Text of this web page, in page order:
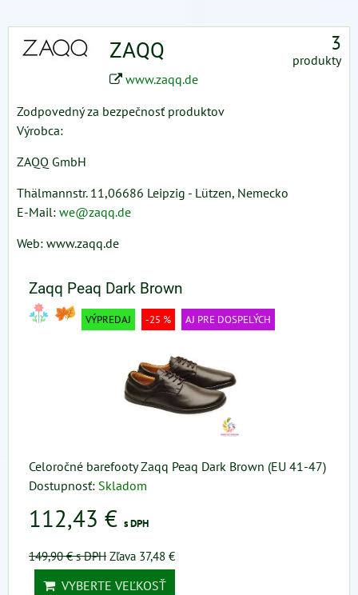
ZAQQ
www.zaqq.de
3
produkty
Zodpovedný za bezpečnosť produktov
Výrobca:
ZAQQ GmbH
Thälmannstr. 11,06686 Leipzig - Lützen, Nemecko
E-Mail: we@zaqq.de
Web: www.zaqq.de
Zaqq Peaq Dark Brown
VÝPREDAJ -25 % AJ PRE DOSPELÝCH
Celoročné barefooty Zaqq Peaq Dark Brown (EU 41-47)
Dostupnosť: Skladom
112,43 € s DPH
149,90 €s DPH Zľava 37,48 €
VYBERTE VEĽKOSŤ